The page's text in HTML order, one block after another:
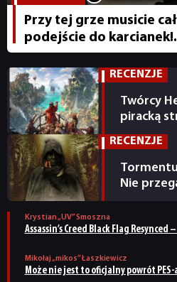
RECENZJE
KULTURA
RETRO
DYSKUSJE
Przy tej grze musicie
podejście do
RECENZJE
Twórcy
piracką
RECENZJE
Nie
Krystian „UV” Smoszna
Assassin’s Creed Black Flag Resynced
Mikołaj „mikos” Łaszkiewicz
Może nie jest to oficjalny powrót PES-